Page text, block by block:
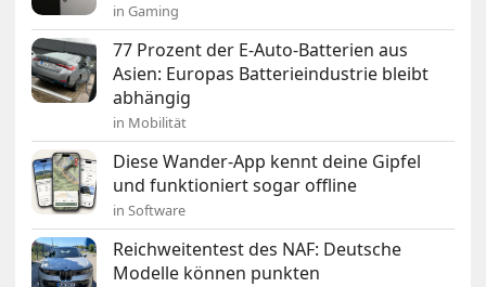
in Gaming
77 Prozent der E-Auto-Batterien aus
Asien: Europas Batterieindustrie bleibt
abhängig
in Mobilität
Diese Wander-App kennt deine Gipfel
und funktioniert sogar offline
in Software
Reichweitentest des NAF: Deutsche
Modelle können punkten